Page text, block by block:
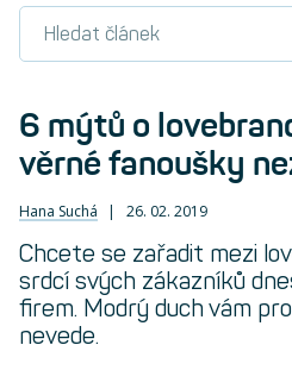
6 mýtů o
věrné fanoušky
Hana Suchá 26. 02. 2019
Chcete se zařadit mezi
srdcí svých zákazníků
firem. Modrý duch vám
nevede.